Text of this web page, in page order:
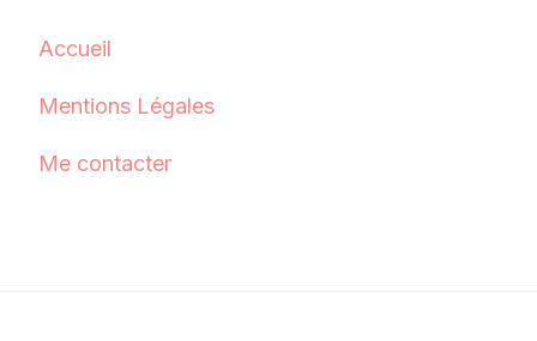
Accueil
Mentions Légales
Me contacter